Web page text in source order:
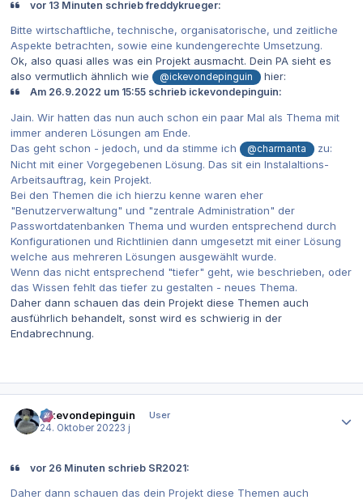
vor 13 Minuten schrieb freddykrueger:
Bitte wirtschaftliche, technische, organisatorische, und zeitliche
Aspekte betrachten, sowie eine kundengerechte Umsetzung.
Ok, also quasi alles was ein Projekt ausmacht. Dein PA sieht es
also vermutlich ähnlich wie
@ickevondepinguin hier:
Am 26.9.2022 um 15:55 schrieb ickevondepinguin:
Jain. Wir hatten das nun auch schon ein paar Mal als Thema mit
immer anderen Lösungen am Ende.
Das geht schon - jedoch, und da stimme ich
@charmanta
zu:
Nicht mit einer Vorgegebenen Lösung. Das sit ein Instalaltions-
Arbeitsauftrag, kein Projekt.
Bei den Themen die ich hierzu kenne waren eher
"Benutzerverwaltung" und "zentrale Administration" der
Passwortdatenbanken Thema und wurden entsprechend durch
Konfigurationen und Richtlinien dann umgesetzt mit einer Lösung
welche aus mehreren Lösungen ausgewählt wurde.
Wenn das nicht entsprechend "tiefer" geht, wie beschrieben, oder
das Wissen fehlt das tiefer zu gestalten - neues Thema.
Daher dann schauen das dein Projekt diese Themen auch
ausführlich behandelt, sonst wird es schwierig in der
Endabrechnung.
ickevondepinguin
User
24. Oktober 20223 j
vor 26 Minuten schrieb SR2021:
Daher dann schauen das dein Projekt diese Themen auch